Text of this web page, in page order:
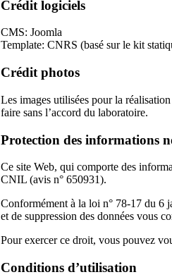
Crédit logiciels
CMS: Joomla
Template: CNRS (basé sur le kit
Crédit photos
Les images utilisées pour la
faire sans l’accord du laboratoire.
Protection des informations
Ce site Web, qui comporte des
CNIL (avis n° 650931).
Conformément à la loi n° 78-17 du 6
et de suppression des données vous
Pour exercer ce droit, vous pouvez
Conditions d’utilisation